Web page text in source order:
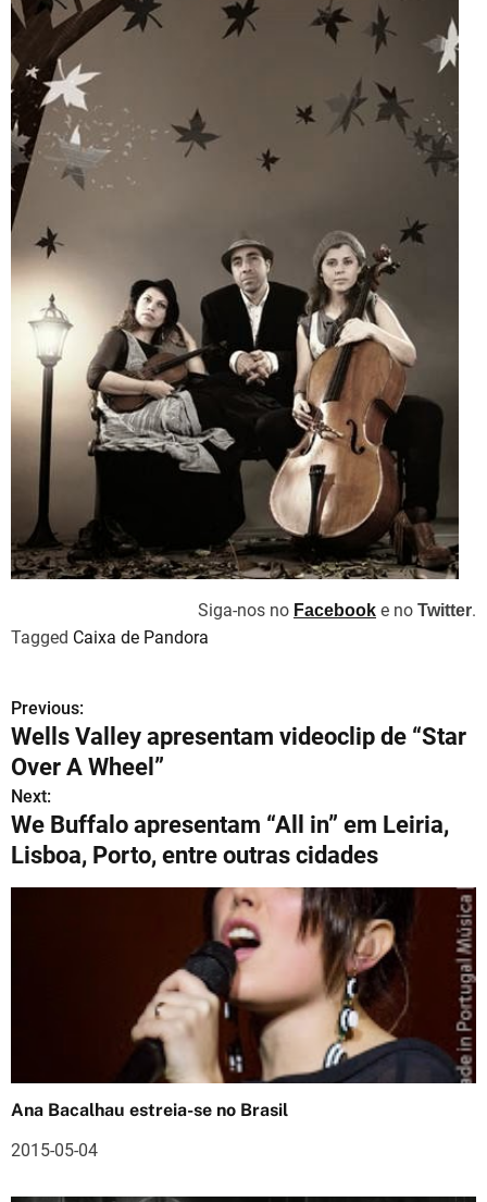
Siga-nos no Facebook e no Twitter.
Tagged Caixa de Pandora
N
a
v
e
g
d
Previous:
Wells Valley apresentam videoclip de “Star
Over A Wheel”
Next:
We Buffalo apresentam “All in” em Leiria,
Lisboa, Porto, entre outras cidades
Ana Bacalhau estreia-se no Brasil
2015-05-04